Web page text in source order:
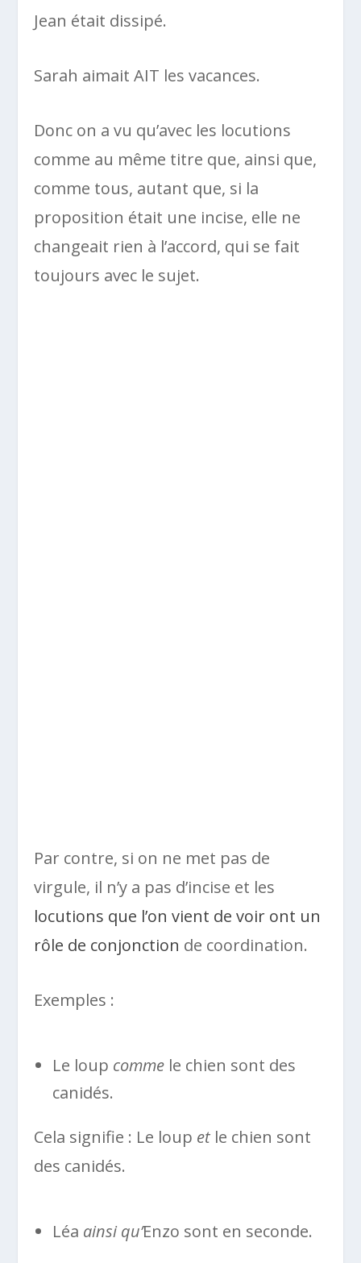
Jean était dissipé.
Sarah aimait AIT les vacances.
Donc on a vu qu’avec les locutions
comme au même titre que, ainsi que,
comme tous, autant que, si la
proposition était une incise, elle ne
changeait rien à l’accord, qui se fait
toujours avec le sujet.
Par contre, si on ne met pas de
virgule, il n’y a pas d’incise et les
locutions que l’on vient de voir ont un
rôle de conjonction de coordination.
Exemples :
Le loup comme le chien sont des
canidés.
Cela signifie : Le loup et le chien sont
des canidés.
Léa ainsi qu’Enzo sont en seconde.